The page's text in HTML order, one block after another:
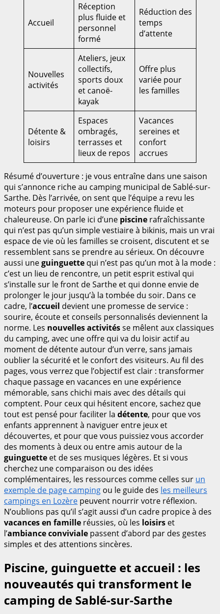
Accueil
Réception
plus fluide et
personnel
formé
Réduction des
temps
d’attente
Nouvelles
activités
Ateliers, jeux
collectifs,
sports doux
et canoë-
kayak
Offre plus
variée pour
les familles
Détente &
loisirs
Espaces
ombragés,
terrasses et
lieux de repos
Vacances
sereines et
confort
accrues
Résumé d’ouverture : je vous entraîne dans une saison
qui s’annonce riche au camping municipal de Sablé-sur-
Sarthe. Dès l’arrivée, on sent que l’équipe a revu les
moteurs pour proposer une expérience fluide et
chaleureuse. On parle ici d’une piscine rafraîchissante
qui n’est pas qu’un simple vestiaire à bikinis, mais un vrai
espace de vie où les familles se croisent, discutent et se
ressemblent sans se prendre au sérieux. On découvre
aussi uneguinguette qui n’est pas qu’un mot à la mode :
c’est un lieu de rencontre, un petit esprit estival qui
s’installe sur le front de Sarthe et qui donne envie de
prolonger le jour jusqu’à la tombée du soir. Dans ce
cadre, l’accueil devient une promesse de service :
sourire, écoute et conseils personnalisés deviennent la
norme. Les nouvelles activitésse mêlent aux classiques
du camping, avec une offre qui va du loisir actif au
moment de détente autour d’un verre, sans jamais
oublier la sécurité et le confort des visiteurs. Au fil des
pages, vous verrez que l’objectif est clair : transformer
chaque passage en vacances en une expérience
mémorable, sans chichi mais avec des détails qui
comptent. Pour ceux qui hésitent encore, sachez que
tout est pensé pour faciliter la détente, pour que vos
enfants apprennent à naviguer entre jeux et
découvertes, et pour que vous puissiez vous accorder
des moments à deux ou entre amis autour de la
guinguette et de ses musiques légères. Et si vous
cherchez une comparaison ou des idées
complémentaires, les ressources comme celles sur un
exemple de page camping ou le guide des les meilleurs
campings en Lozère peuvent nourrir votre réflexion.
N’oublions pas qu’il s’agit aussi d’un cadre propice à des
vacances en famille réussies, où les loisirs et
l’ambiance conviviale passent d’abord par des gestes
simples et des attentions sincères.
Piscine, guinguette et accueil : les
nouveautés qui transforment le
camping de Sablé-sur-Sarthe